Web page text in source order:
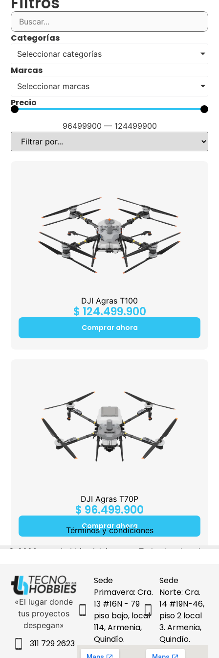
Categorías
Seleccionar categorías
Marcas
Seleccionar marcas
Precio
96499900 — 124499900
DJI Agras T100
$ 124.499.900
Comprar ahora
DJI Agras T70P
$ 96.499.900
Comprar ahora
«El lugar donde
tus proyectos
despegan»
311 729 2623
Sede
Primavera: Cra.
13 #16N - 79
piso bajo, local
114, Armenia,
Quindío.
Sede
Norte: Cra.
14 #19N-46,
piso 2 local
3. Armenia,
Quindío.